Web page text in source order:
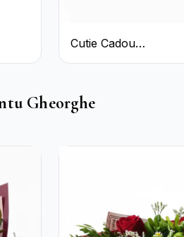
Cutie Cadou
Romantică cu
Lumânare
Gheorghe